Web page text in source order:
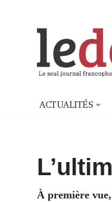
ACTUALITÉS
À première